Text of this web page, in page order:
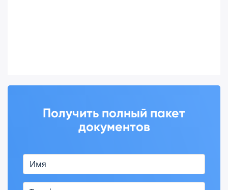
Получить полный пакет
документов